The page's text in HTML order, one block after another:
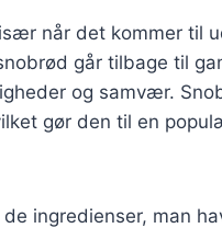
når det kommer til
går tilbage til
og samvær.
gør den til en
ingredienser, man